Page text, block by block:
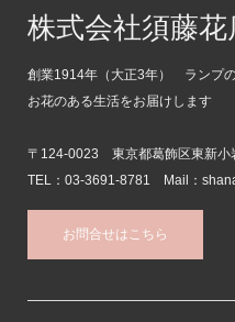
株式会社須藤花
創業1914年（大正3年） ランプ
お花のある生活をお届けします
〒124-0023 東京都葛飾区東新小
TEL：03-3691-8781 Mail：
お問合せはこちら